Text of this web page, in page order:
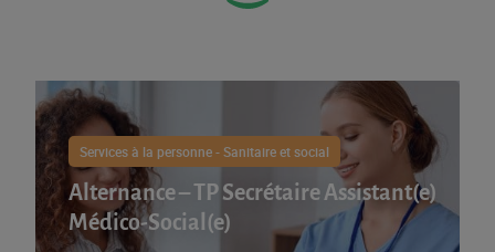
Services à la personne - Sanitaire et social
Alternance – TP Secrétaire Assistant(e)
Médico-Social(e)